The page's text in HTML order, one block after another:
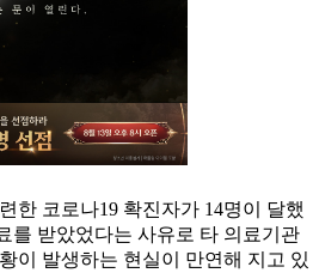
한 코로나19 확진자가 14명이 달했
를 받았었다는 사유로 타 의료기관
이 발생하는 현실이 만연해 지고 있